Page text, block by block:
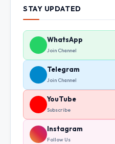
STAY UPDATED
WhatsApp
Join Channel
Telegram
Join Channel
YouTube
Subscribe
Instagram
Follow Us